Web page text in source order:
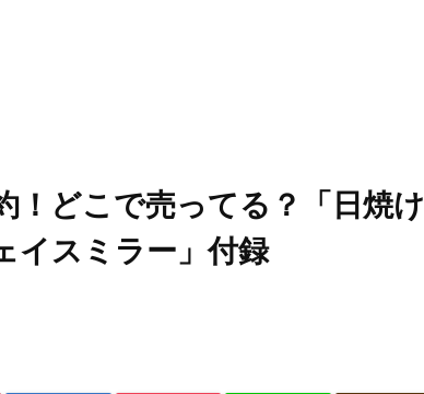
！どこで売ってる？「日焼け
イスミラー」付録